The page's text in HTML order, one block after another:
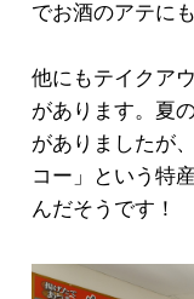
でお酒のアテに
他にもテイクア
があります。夏
がありましたが
コー」という特
んだそうです！